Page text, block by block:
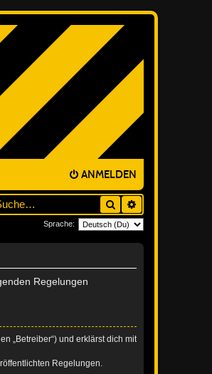
ANMELDEN
Suche
Sprache:
Regelungen
„Betreiber“) und erklärst dich mit
Regelungen.